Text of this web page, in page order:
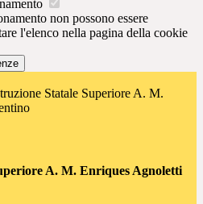
non possono essere
l'elenco nella pagina della cookie
Statale Superiore A. M.
A. M. Enriques Agnoletti